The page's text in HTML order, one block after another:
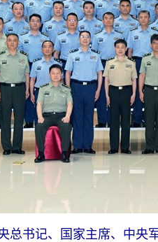
总书记、国家主席、中央